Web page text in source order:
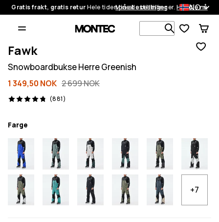
Gratis frakt, gratis returHele tiden på alle bestillinger.Handle nå
Mine bestillinger NO
Søk blant 1
Fawk
Snowboardbukse Herre Greenish
1 349,50 NOK 2 699 NOK
(881)
881 anmeldelser, 4.8/5
Farge
+7